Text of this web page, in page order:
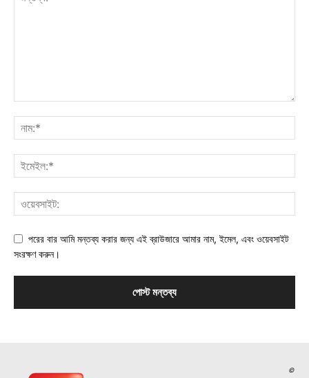
পরের বার আমি মন্তব্য করার জন্য এই ব্রাউজারে আমার নাম, ইমেল, এবং ওয়েবসাইট
সংরক্ষণ করুন।
©